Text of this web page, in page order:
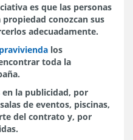
es que las personas
conozcan sus
adecuadamente.
los
toda la
la publicidad, por
de eventos, piscinas,
del contrato y, por